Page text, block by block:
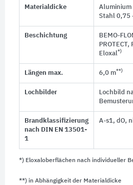
Materialdicke
Aluminium
Stahl 0,75
Beschichtung
BEMO-
PROTECT,
Eloxal*)
Längen max. 6,0 m**)
Lochbilder
Lochbild
Brandklassifizierung
nach DIN EN 13501-
1
A-s1, dO,
*) Eloxaloberflächen nach individueller
**) in Abhängigkeit der Materialdicke